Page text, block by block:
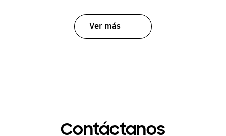
Ver más
Contáctanos